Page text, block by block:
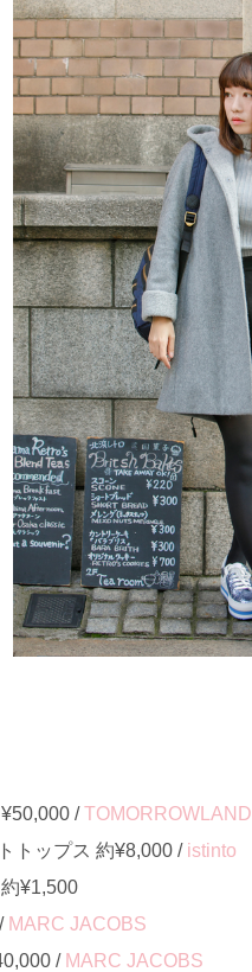
/TOMORROWLAND
トップス 約¥8,000 / istinto
¥1,500
MARC JACOBS
/ MARC JACOBS